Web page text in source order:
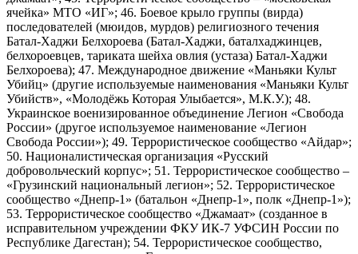
ячейка» МТО «ИГ»; 46. Боевое крыло группы (вирда)
последователей (мюидов, мурдов) религиозного течения
Батал-Хаджи Белхороева (Батал-Хаджи, баталхаджинцев,
белхороевцев, тариката шейха овлия (устаза) Батал-Хаджи
Белхороева); 47. Международное движение «Маньяки Культ
Убийц» (другие используемые наименования «Маньяки Культ
Убийств», «Молодёжь Которая Улыбается», М.К.У.); 48.
Украинское военизированное объединение Легион «Свобода
России» (другое используемое наименование «Легион
Свобода России»); 49. Террористическое сообщество «Айдар»;
50. Националистическая организация «Русский
добровольческий корпус»; 51. Террористическое сообщество –
«Грузинский национальный легион»; 52. Террористическое
сообщество «Днепр-1» (батальон «Днепр-1», полк «Днепр-1»);
53. Террористическое сообщество «Джамаат» (созданное в
исправительном учреждении ФКУ ИК-7 УФСИН России по
Республике Дагестан); 54. Террористическое сообщество,